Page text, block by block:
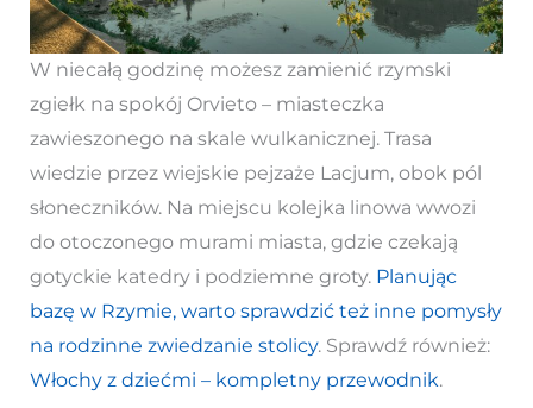
W niecałą godzinę możesz zamienić rzymski
zgiełk na spokój Orvieto – miasteczka
zawieszonego na skale wulkanicznej. Trasa
wiedzie przez wiejskie pejzaże Lacjum, obok pól
słoneczników. Na miejscu kolejka linowa wwozi
do otoczonego murami miasta, gdzie czekają
gotyckie katedry i podziemne groty. Planując
bazę w Rzymie, warto sprawdzić też inne pomysły
na rodzinne zwiedzanie stolicy. Sprawdź również:
Włochy z dziećmi – kompletny przewodnik.